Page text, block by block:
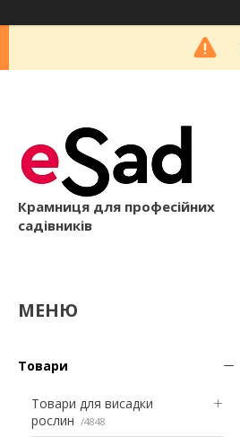
Крамниця для професійних
садівників
Товари
Товари для висадки
рослин
4848